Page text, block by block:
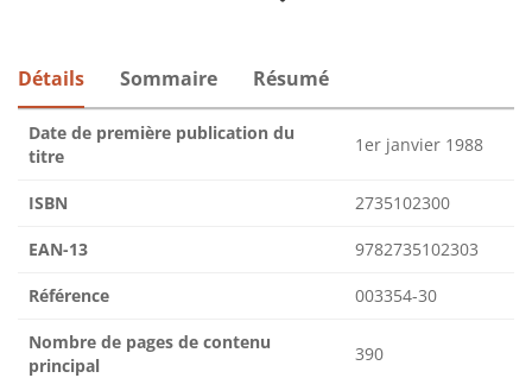
Détails Sommaire Résumé
Date de première publication du
titre
1er janvier 1988
ISBN 2735102300
EAN-13 9782735102303
Référence 003354-30
Nombre de pages de contenu
principal
390